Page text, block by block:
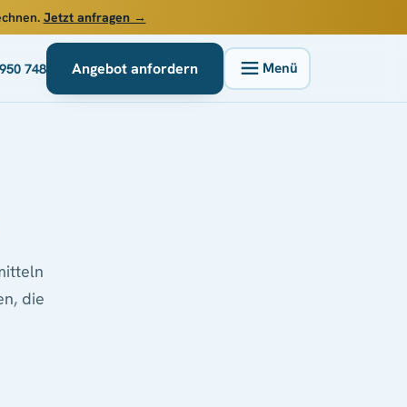
Jetzt anfragen →
748 Angebot anfordern
die